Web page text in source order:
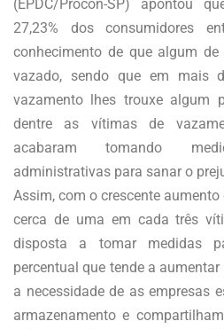
(EPDC/Procon-SP) apontou
27,23% dos consumidores
conhecimento de que algum
vazado, sendo que em mais
vazamento lhes trouxe algum
dentre as vítimas de
acabaram tomando
administrativas para sanar o
Assim, com o crescente
cerca de uma em cada três
disposta a tomar medidas
percentual que tende a
a necessidade de as empresas
armazenamento e